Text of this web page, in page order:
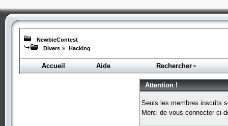
NewbieContest
Divers » Hacking
Accueil Aide Rechercher
Attention !
Seuls les membres inscrits
Merci de vous connecter ci-